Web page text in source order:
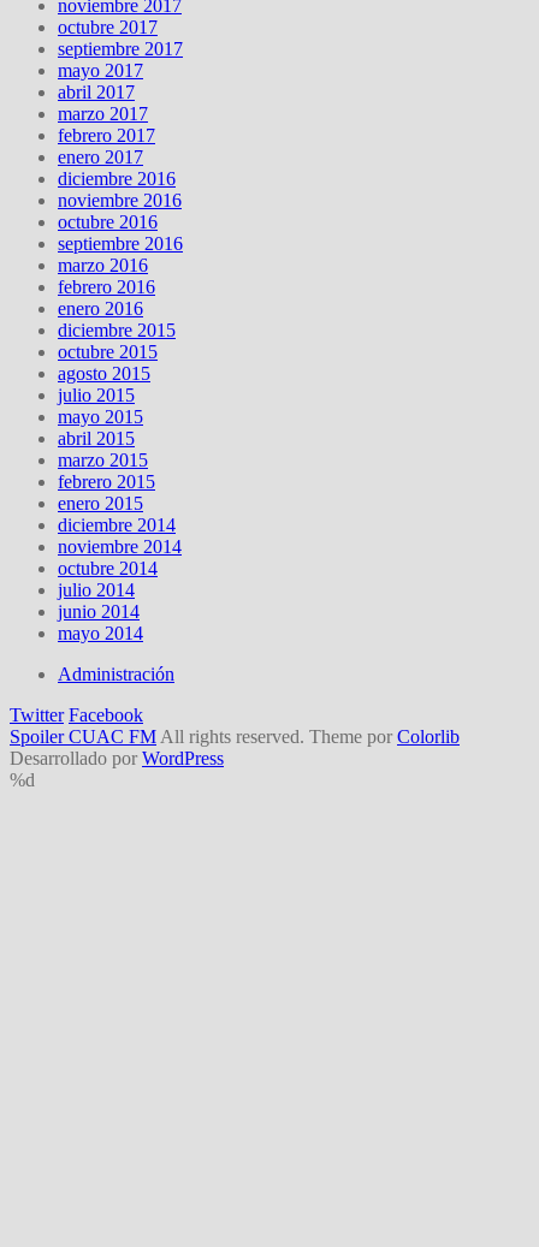
noviembre 2017
octubre 2017
septiembre 2017
mayo 2017
abril 2017
marzo 2017
febrero 2017
enero 2017
diciembre 2016
noviembre 2016
octubre 2016
septiembre 2016
marzo 2016
febrero 2016
enero 2016
diciembre 2015
octubre 2015
agosto 2015
julio 2015
mayo 2015
abril 2015
marzo 2015
febrero 2015
enero 2015
diciembre 2014
noviembre 2014
octubre 2014
julio 2014
junio 2014
mayo 2014
Administración
Twitter Facebook
Spoiler CUAC FM All rights reserved. Theme por Colorlib
Desarrollado por WordPress
%d